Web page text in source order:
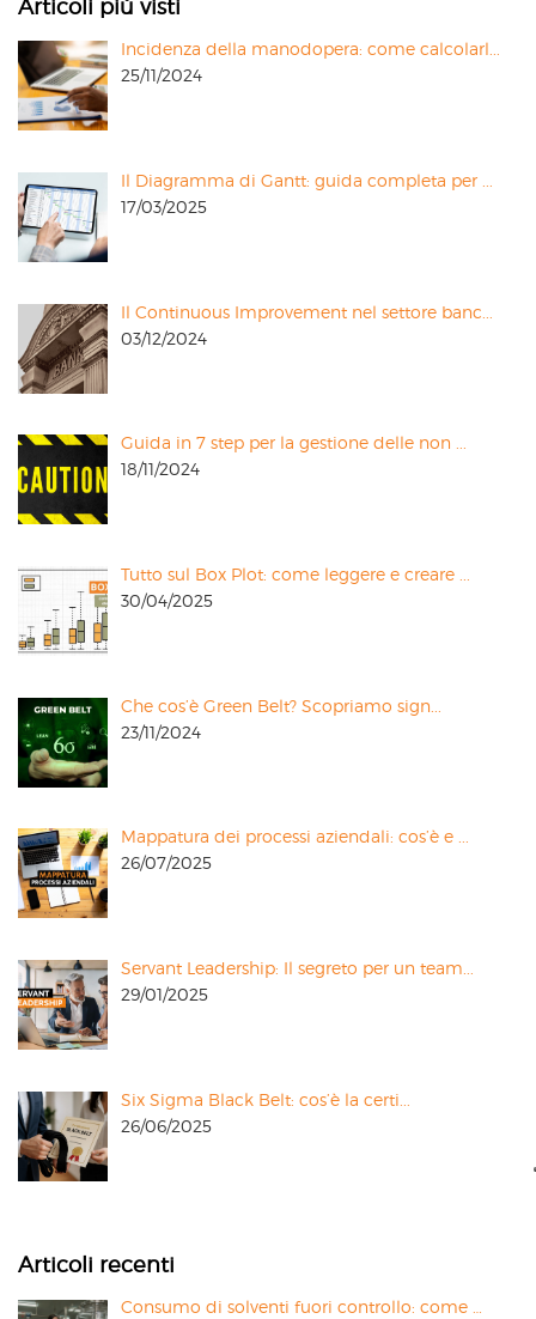
Articoli più visti
Incidenza della manodopera: come calcolarl...
25/11/2024
Il Diagramma di Gantt: guida completa per ...
17/03/2025
Il Continuous Improvement nel settore banc...
03/12/2024
Guida in 7 step per la gestione delle non ...
18/11/2024
Tutto sul Box Plot: come leggere e creare ...
30/04/2025
Che cos’è Green Belt? Scopriamo sign...
23/11/2024
Mappatura dei processi aziendali: cos’è e ...
26/07/2025
Servant Leadership: Il segreto per un team...
29/01/2025
Six Sigma Black Belt: cos’è la certi...
26/06/2025
Articoli recenti
Consumo di solventi fuori controllo: come …